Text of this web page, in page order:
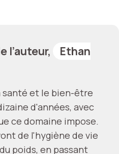
l’auteur,
Ethan
santé et le bien-être
d'années, avec
ce domaine impose.
de l'hygiène de vie
poids, en passant